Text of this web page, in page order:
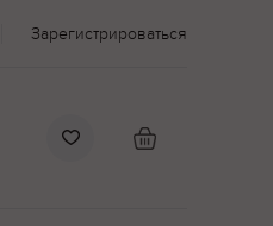
Зарегистрироваться